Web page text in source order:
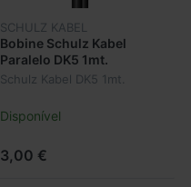
SCHULZ KABEL
Bobine Schulz Kabel
Paralelo DK5 1mt.
Schulz Kabel DK5 1mt.
Disponível
3,00 €